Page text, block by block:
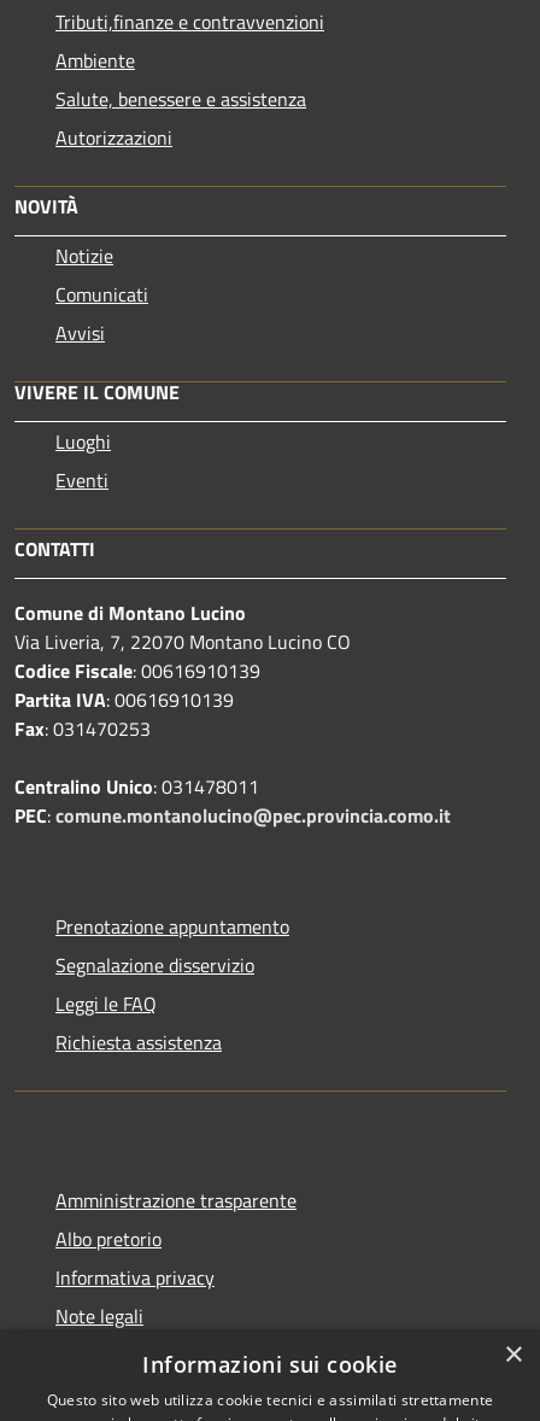
Tributi,finanze e contravvenzioni
Ambiente
Salute, benessere e assistenza
Autorizzazioni
NOVITÀ
Notizie
Comunicati
Avvisi
VIVERE IL COMUNE
Luoghi
Eventi
CONTATTI
Comune di Montano Lucino
Via Liveria, 7, 22070 Montano Lucino CO
Codice Fiscale: 00616910139
Partita IVA: 00616910139
Fax: 031470253
Centralino Unico: 031478011
PEC:comune.montanolucino@pec.provincia.como.it
Prenotazione appuntamento
Segnalazione disservizio
Leggi le FAQ
Richiesta assistenza
Amministrazione trasparente
Albo pretorio
Informativa privacy
Note legali
Dichiarazione di accessibilità
×
Informazioni sui cookie
Questo sito web utilizza cookie tecnici e assimilati strettamente